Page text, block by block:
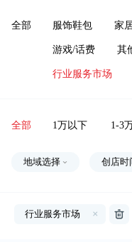
全部 服饰鞋包 家
游戏/话费 其
行业服务市场
全部 1万以下 1-3
地域选择 创店时
行业服务市场 ×